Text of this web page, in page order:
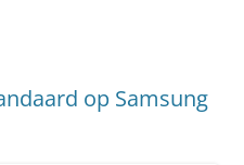
op Samsung